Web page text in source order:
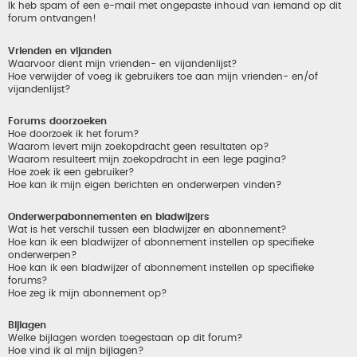
Ik heb spam of een e-mail met ongepaste inhoud van iemand op dit
forum ontvangen!
Vrienden en vijanden
Waarvoor dient mijn vrienden- en vijandenlijst?
Hoe verwijder of voeg ik gebruikers toe aan mijn vrienden- en/of
vijandenlijst?
Forums doorzoeken
Hoe doorzoek ik het forum?
Waarom levert mijn zoekopdracht geen resultaten op?
Waarom resulteert mijn zoekopdracht in een lege pagina?
Hoe zoek ik een gebruiker?
Hoe kan ik mijn eigen berichten en onderwerpen vinden?
Onderwerpabonnementen en bladwijzers
Wat is het verschil tussen een bladwijzer en abonnement?
Hoe kan ik een bladwijzer of abonnement instellen op specifieke
onderwerpen?
Hoe kan ik een bladwijzer of abonnement instellen op specifieke
forums?
Hoe zeg ik mijn abonnement op?
Bijlagen
Welke bijlagen worden toegestaan op dit forum?
Hoe vind ik al mijn bijlagen?